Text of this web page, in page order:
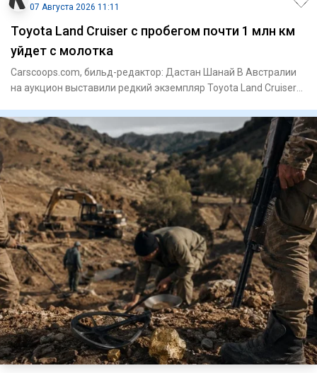
07 Августа 2026 11:11
Toyota Land Cruiser с пробегом почти 1 млн км
уйдет с молотка
Сarscoops.com, бильд-редактор: Дастан Шанай В Австралии
на аукцион выставили редкий экземпляр Toyota Land Cruiser